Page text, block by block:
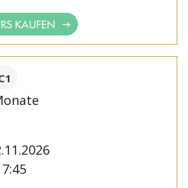
KAUFEN